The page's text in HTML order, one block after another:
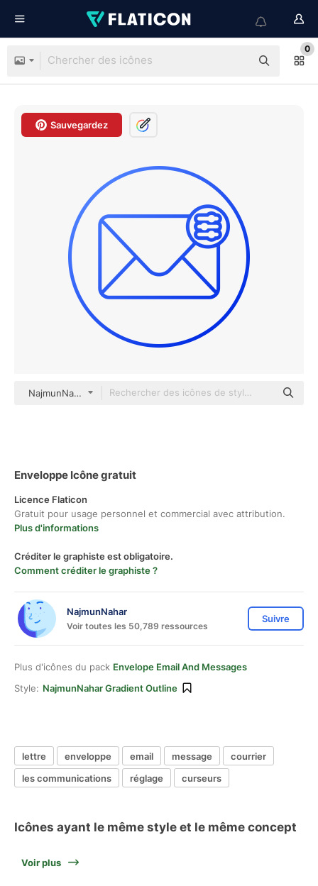
0
Sauvegardez
NajmunNahar gradient outline
Enveloppe Icône gratuit
Licence Flaticon
Gratuit pour usage personnel et commercial avec attribution.
Plus d'informations
Créditer le graphiste est obligatoire.
Comment créditer le graphiste ?
NajmunNahar
Voir toutes les 50,789 ressources
Suivre
Plus d'icônes du pack Envelope Email And Messages
Style: NajmunNahar Gradient Outline
lettre enveloppe email message
courrier
les communications
réglage curseurs
Icônes ayant le même style et le même concept
Voir plus